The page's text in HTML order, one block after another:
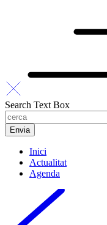
Search Text Box
Inici
Actualitat
Agenda